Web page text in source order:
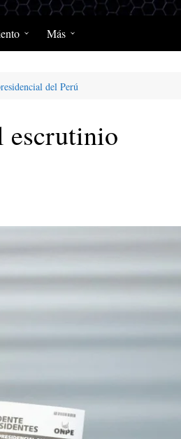
Más
del Perú
escrutinio